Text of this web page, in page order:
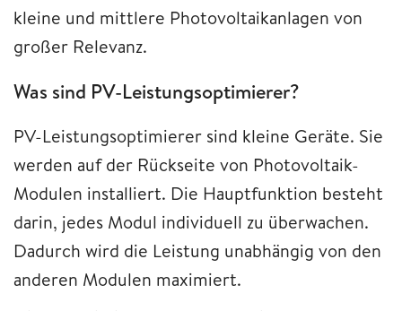
kleine und mittlere Photovoltaikanlagen von
großer Relevanz.
Was sind PV-Leistungsoptimierer?
PV-Leistungsoptimierer sind kleine Geräte. Sie
werden auf der Rückseite von Photovoltaik-
Modulen installiert. Die Hauptfunktion besteht
darin, jedes Modul individuell zu überwachen.
Dadurch wird die Leistung unabhängig von den
anderen Modulen maximiert.